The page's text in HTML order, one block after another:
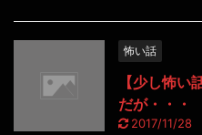
怖い話
【少し怖
だが・・・
2017/11/28